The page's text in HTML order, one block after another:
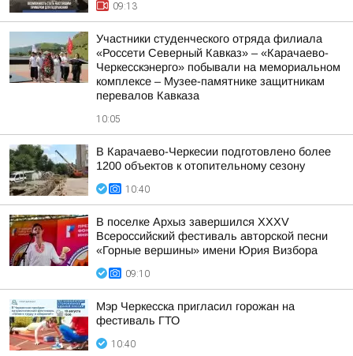
09:13
Участники студенческого отряда филиала
«Россети Северный Кавказ» – «Карачаево-
Черкесскэнерго» побывали на мемориальном
комплексе – Музее-памятнике защитникам
перевалов Кавказа
10:05
В Карачаево-Черкесии подготовлено более
1200 объектов к отопительному сезону
10:40
В поселке Архыз завершился XXXV
Всероссийский фестиваль авторской песни
«Горные вершины» имени Юрия Визбора
09:10
Мэр Черкесска пригласил горожан на
фестиваль ГТО
10:40